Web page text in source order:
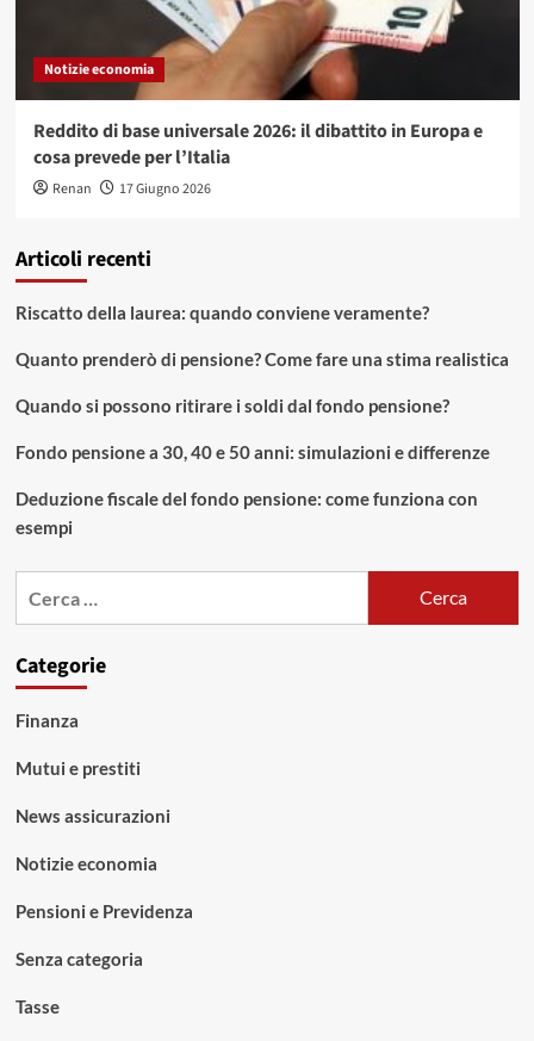
Notizie economia
Reddito di base universale 2026: il dibattito in Europa e
cosa prevede per l’Italia
Renan 17 Giugno 2026
Articoli recenti
Riscatto della laurea: quando conviene veramente?
Quanto prenderò di pensione? Come fare una stima realistica
Quando si possono ritirare i soldi dal fondo pensione?
Fondo pensione a 30, 40 e 50 anni: simulazioni e differenze
Deduzione fiscale del fondo pensione: come funziona con
esempi
Categorie
Finanza
Mutui e prestiti
News assicurazioni
Notizie economia
Pensioni e Previdenza
Senza categoria
Tasse